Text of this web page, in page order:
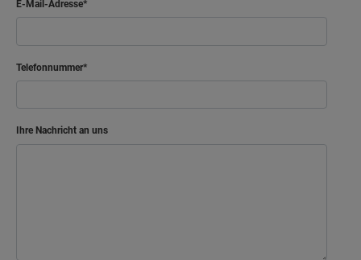
E-Mail-Adresse
Telefonnummer
Ihre Nachricht an uns